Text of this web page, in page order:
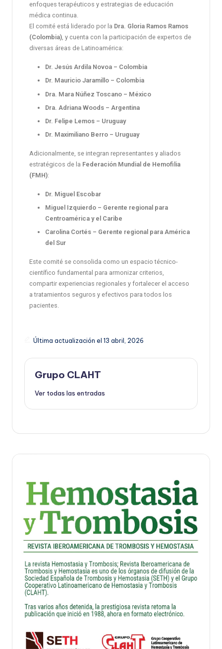
enfoques terapéuticos y estrategias de educación
médica continua.
El comité está liderado por la Dra. Gloria Ramos Ramos
(Colombia), y cuenta con la participación de expertos de
diversas áreas de Latinoamérica:
Dr. Jesús Ardila Novoa – Colombia
Dr. Mauricio Jaramillo – Colombia
Dra. Mara Núñez Toscano – México
Dra. Adriana Woods – Argentina
Dr. Felipe Lemos – Uruguay
Dr. Maximiliano Berro – Uruguay
Adicionalmente, se integran representantes y aliados
estratégicos de la Federación Mundial de Hemofilia
(FMH):
Dr. Miguel Escobar
Miguel Izquierdo – Gerente regional para
Centroamérica y el Caribe
Carolina Cortés – Gerente regional para América
del Sur
Este comité se consolida como un espacio técnico-
científico fundamental para armonizar criterios,
compartir experiencias regionales y fortalecer el acceso
a tratamientos seguros y efectivos para todos los
pacientes.
Última actualización el 13 abril, 2026
Grupo CLAHT
Ver todas las entradas